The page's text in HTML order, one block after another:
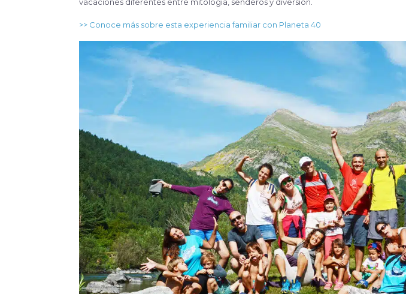
>> Conoce más sobre esta experiencia familiar con Planeta 40